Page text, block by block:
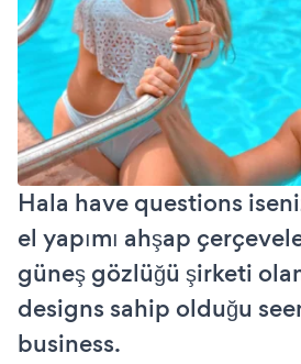
Hala have questions
el yapımı ahşap
güneş gözlüğü şirketi
designs sahip olduğu
business.